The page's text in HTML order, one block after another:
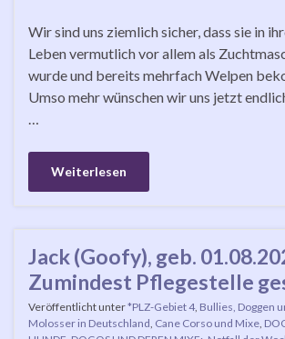
Wir sind uns ziemlich sicher, dass sie in
Leben vermutlich vor allem als
wurde und bereits mehrfach Welpen
Umso mehr wünschen wir uns jetzt
…
Weiterlesen
Jack (Goofy), geb.
Zumindest Pflegestelle
Veröffentlicht unter*PLZ-Gebiet 4, Bullies, Doggen
Molosser in Deutschland Cane Corso und Mixe